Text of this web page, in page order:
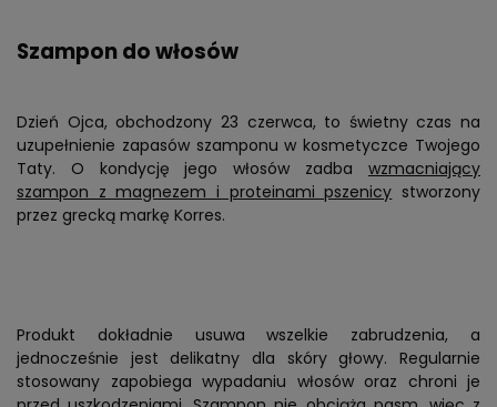
Szampon do włosów
Dzień Ojca, obchodzony 23 czerwca, to świetny czas na
uzupełnienie zapasów szamponu w kosmetyczce Twojego
Taty. O kondycję jego włosów zadba wzmacniający
szampon z magnezem i proteinami pszenicy stworzony
przez grecką markę Korres.
Produkt dokładnie usuwa wszelkie zabrudzenia, a
jednocześnie jest delikatny dla skóry głowy. Regularnie
stosowany zapobiega wypadaniu włosów oraz chroni je